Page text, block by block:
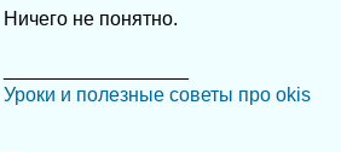
Ничего не понятно.
Уроки и полезные советы про okis